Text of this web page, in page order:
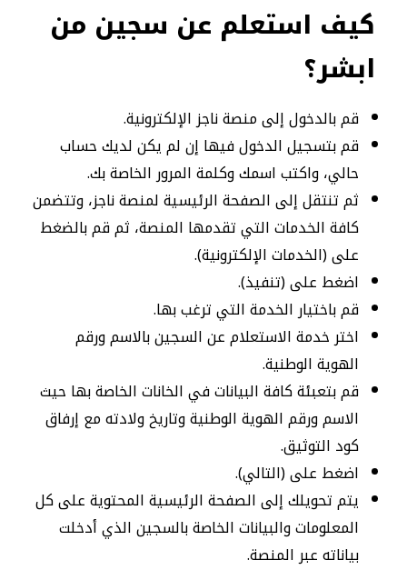
كيف استعلم عن سجين من
ابشر؟
قم بالدخول إلى منصة ناجز الإلكترونية.
قم بتسجيل الدخول فيها إن لم يكن لديك حساب
حالي، واكتب اسمك وكلمة المرور الخاصة بك.
ثم تنتقل إلى الصفحة الرئيسية لمنصة ناجز، وتتضمن
كافة الخدمات التي تقدمها المنصة، ثم قم بالضغط
على (الخدمات الإلكترونية).
اضغط على (تنفيذ).
قم باختيار الخدمة التي ترغب بها.
اختر خدمة الاستعلام عن السجين بالاسم ورقم
الهوية الوطنية.
قم بتعبئة كافة البيانات في الخانات الخاصة بها حيث
الاسم ورقم الهوية الوطنية وتاريخ ولادته مع إرفاق
كود التوثيق.
اضغط على (التالي).
يتم تحويلك إلى الصفحة الرئيسية المحتوية على كل
المعلومات والبيانات الخاصة بالسجين الذي أدخلت
بياناته عبر المنصة.